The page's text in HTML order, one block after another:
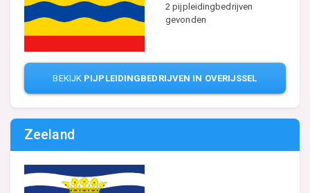
2 pijpleidingbedrijven
gevonden
BEKIJK PIJPLEIDINGBEDRIJVEN IN OVERIJSSEL
Zeeland